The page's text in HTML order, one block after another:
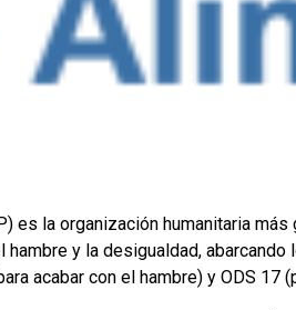
es la organización humanitaria
y la desigualdad,
acabar con el hambre) y ODS 17